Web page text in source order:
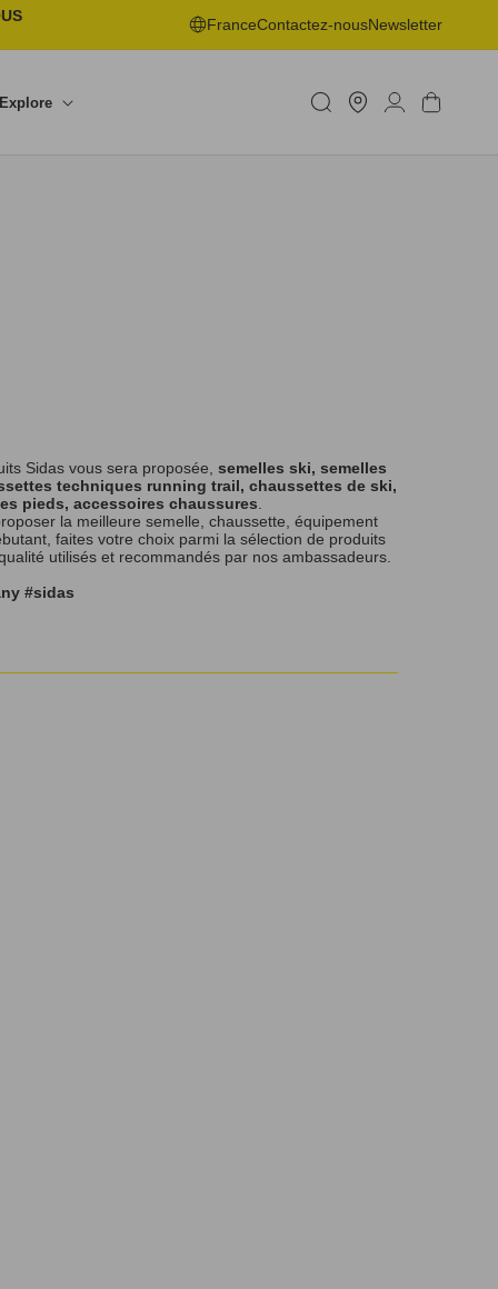
FranceContactez-nousNewsletter
Explore
un
shop
ConnexionPanier
Sidas vous sera proposée, semelles ski, semelles
techniques running trail, chaussettes de ski,
pieds, accessoires chaussures
la meilleure semelle, chaussette, équipement
faites votre choix parmi la sélection de produits
utilisés et recommandés par nos ambassadeurs.
#sidas